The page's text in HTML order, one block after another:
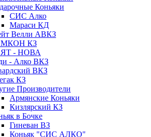
Коньяки
СИС Алко
Мараси КД
Велли АВКЗ
КЗ
- НОВА
- Алко ВКЗ
ВКЗ
КЗ
Производители
Армянские Коньяки
Кизлярский КЗ
в Бочке
Гиневан ВЗ
Коньяк "СИС АЛКО"